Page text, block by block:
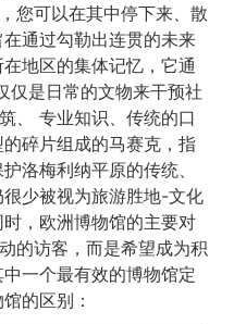
您可以在其中停下来、散
通过勾勒出连贯的未来
地区的集体记忆，它通
仅是日常的文物来干预社
、 专业知识、传统的口
碎片组成的马赛克，指
洛梅利纳平原的传统、
少被视为旅游胜地-文化
，欧洲博物馆的主要对
的访客，而是希望成为积
一个最有效的博物馆定
的区别：